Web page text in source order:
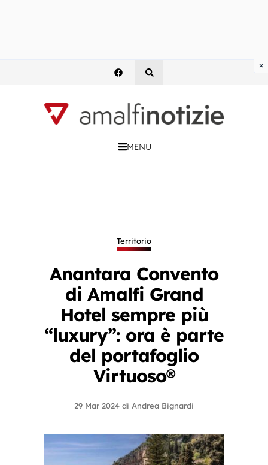
MENU
Territorio
Anantara Convento
di Amalfi Grand
Hotel sempre più
“luxury”: ora è parte
del portafoglio
Virtuoso®
29 Mar 2024 di Andrea Bignardi
×